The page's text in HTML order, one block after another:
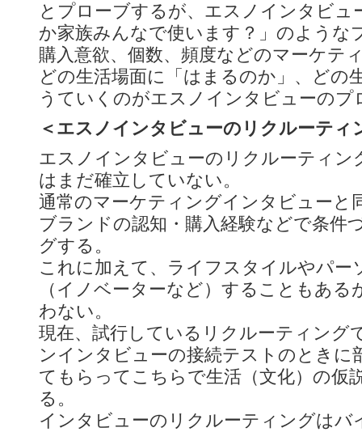
とプローブするが、エスノインタビュ
か家族みんなで使います？」のような
購入意欲、個数、頻度などのマーケテ
どの生活場面に「はまるのか」、どの
うていくのがエスノインタビューのプ
＜エスノインタビューのリクルーティ
エスノインタビューのリクルーティン
はまだ確立していない。
通常のマーケティングインタビューと
ブランドの認知・購入経験などで条件
グする。
これに加えて、ライフスタイルやパー
（イノベーターなど）することもある
わない。
現在、試行しているリクルーティング
ンインタビューの接続テストのときに
てもらってこちらで生活（文化）の仮
る。
インタビューのリクルーティングはバ